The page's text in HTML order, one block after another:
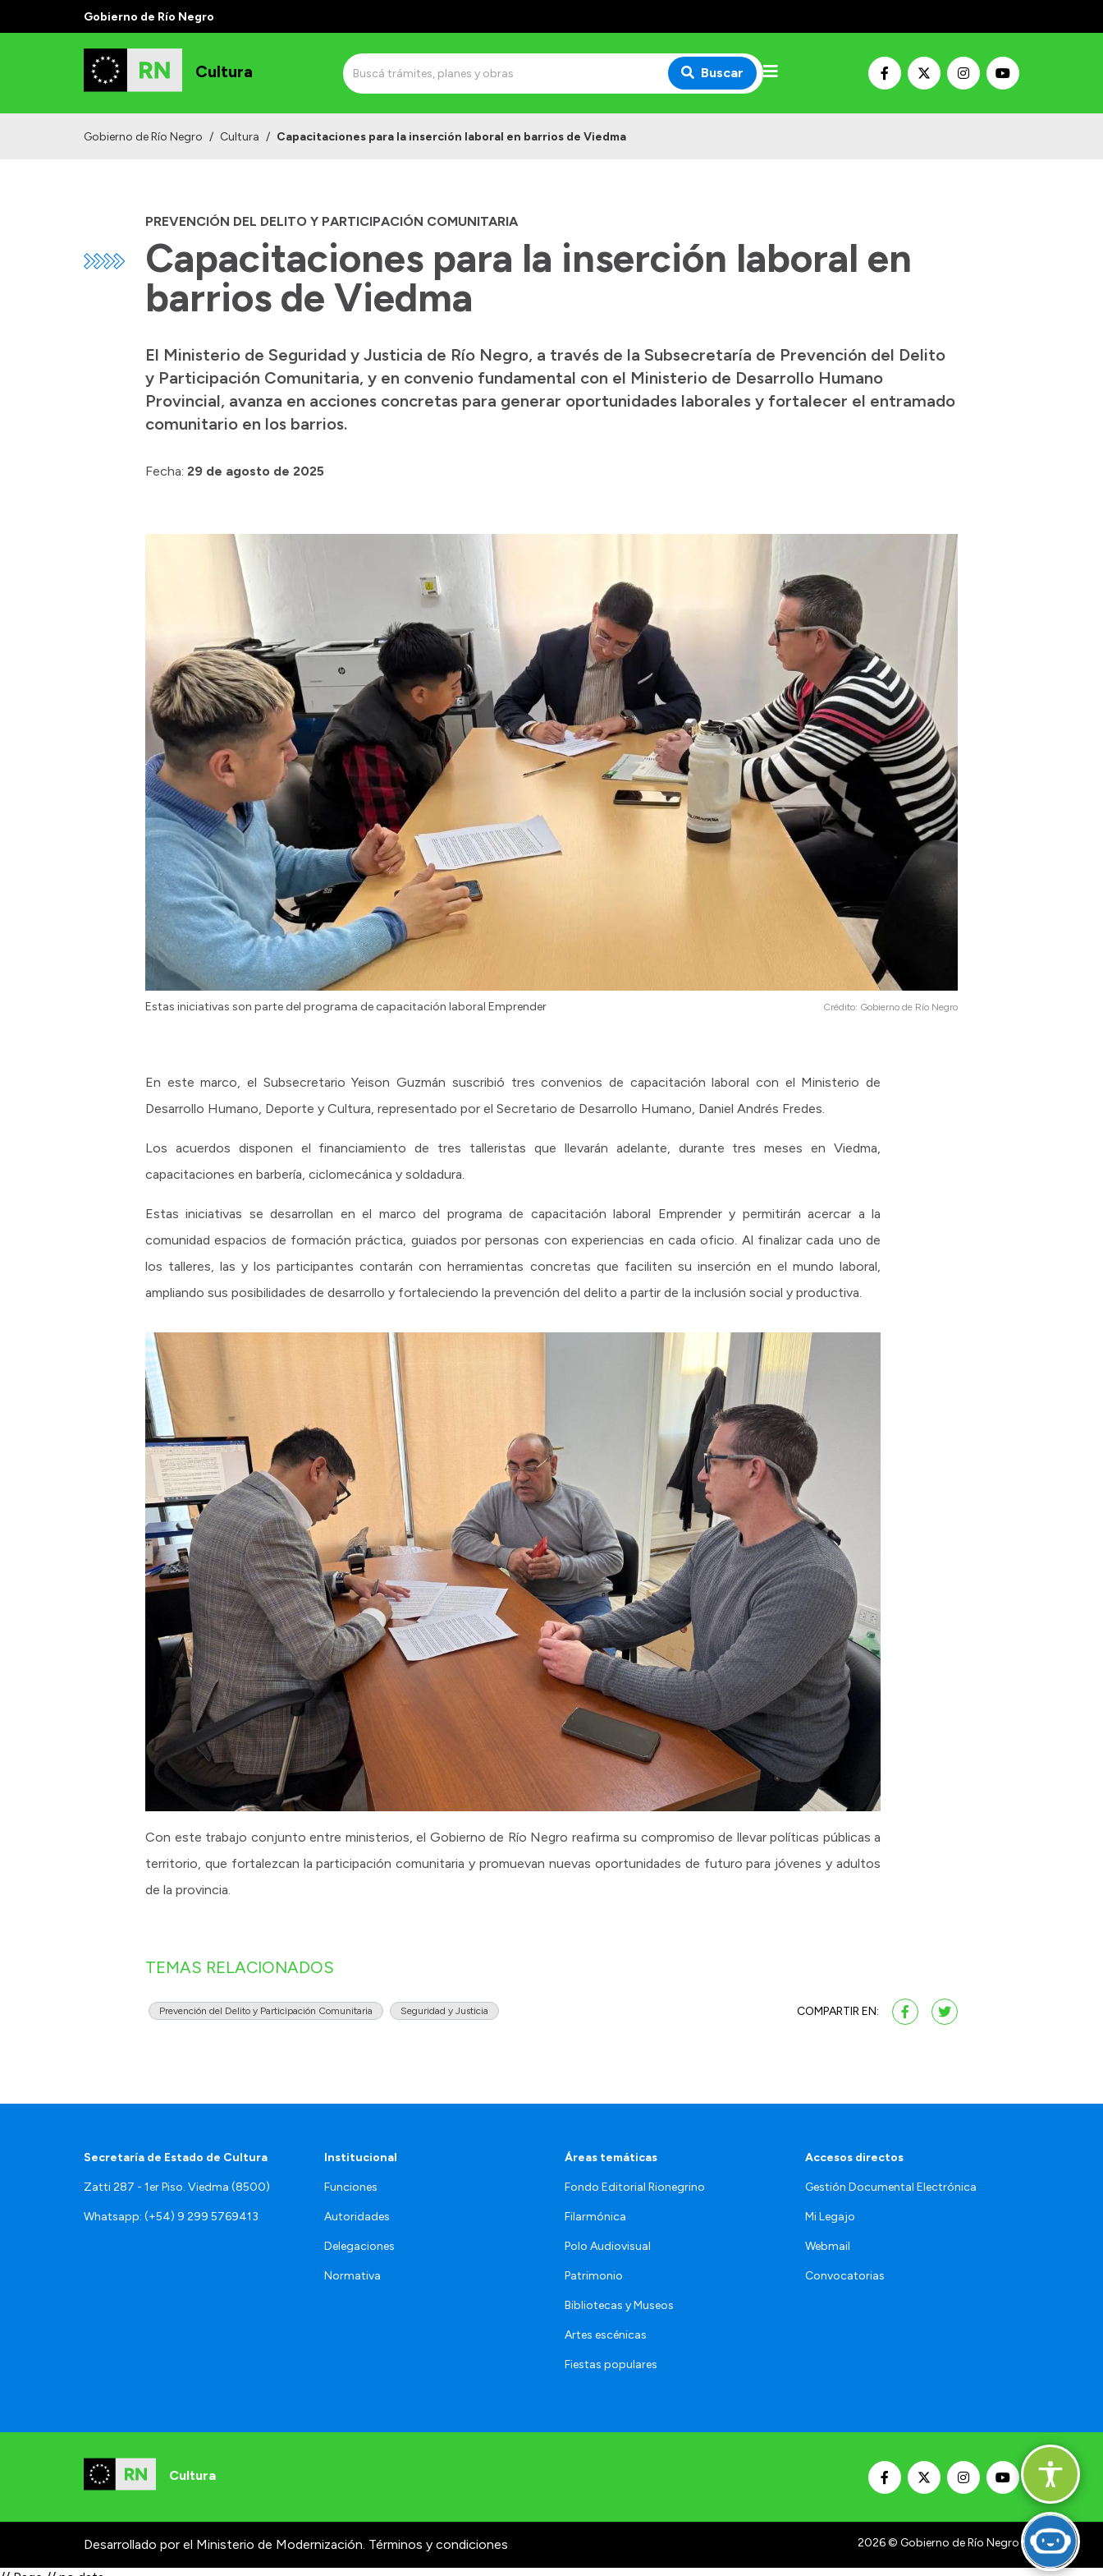
Gobierno de Río Negro
Cultura Buscar
Gobierno de Río Negro / Cultura / Capacitaciones para la inserción laboral en barrios de Viedma
PREVENCIÓN DEL DELITO Y PARTICIPACIÓN COMUNITARIA
Capacitaciones para la inserción laboral en
barrios de Viedma
El Ministerio de Seguridad y Justicia de Río Negro, a través de la Subsecretaría de Prevención del Delito
y Participación Comunitaria, y en convenio fundamental con el Ministerio de Desarrollo Humano
Provincial, avanza en acciones concretas para generar oportunidades laborales y fortalecer el entramado
comunitario en los barrios.
Fecha: 29 de agosto de 2025
Estas iniciativas son parte del programa de capacitación laboral Emprender Crédito: Gobierno de Río Negro
En este marco, el Subsecretario Yeison Guzmán suscribió tres convenios de capacitación laboral con el Ministerio de
Desarrollo Humano, Deporte y Cultura, representado por el Secretario de Desarrollo Humano, Daniel Andrés Fredes.
Los acuerdos disponen el financiamiento de tres talleristas que llevarán adelante, durante tres meses en Viedma,
capacitaciones en barbería, ciclomecánica y soldadura.
Estas iniciativas se desarrollan en el marco del programa de capacitación laboral Emprender y permitirán acercar a la
comunidad espacios de formación práctica, guiados por personas con experiencias en cada oficio. Al finalizar cada uno de
los talleres, las y los participantes contarán con herramientas concretas que faciliten su inserción en el mundo laboral,
ampliando sus posibilidades de desarrollo y fortaleciendo la prevención del delito a partir de la inclusión social y productiva.
Con este trabajo conjunto entre ministerios, el Gobierno de Río Negro reafirma su compromiso de llevar políticas públicas a
territorio, que fortalezcan la participación comunitaria y promuevan nuevas oportunidades de futuro para jóvenes y adultos
de la provincia.
TEMAS RELACIONADOS
Prevención del Delito y Participación Comunitaria Seguridad y Justicia COMPARTIR EN:
Secretaría de Estado de Cultura
Zatti 287 - 1er Piso. Viedma (8500)
Whatsapp: (+54) 9 299 5769413
Institucional
Funciones
Autoridades
Delegaciones
Normativa
Áreas temáticas
Fondo Editorial Rionegrino
Filarmónica
Polo Audiovisual
Patrimonio
Bibliotecas y Museos
Artes escénicas
Fiestas populares
Accesos directos
Gestión Documental Electrónica
Mi Legajo
Webmail
Convocatorias
Cultura
Desarrollado por el Ministerio de Modernización. Términos y condiciones 2026© Gobierno de Río Negro